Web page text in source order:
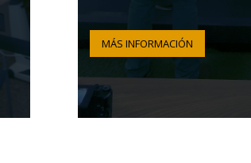
MÁS INFORMACIÓN